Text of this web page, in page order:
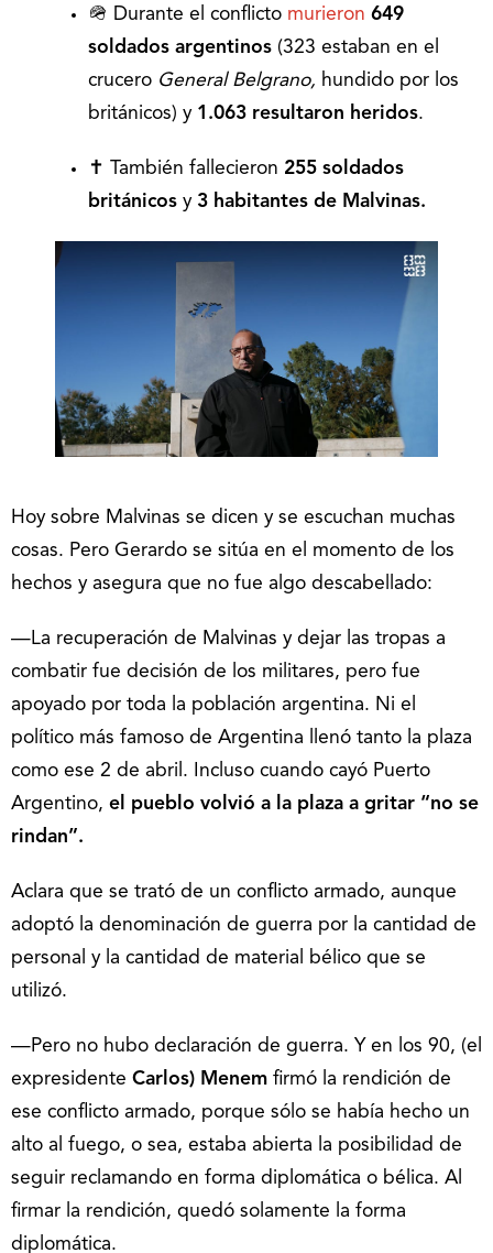
🪖 Durante el conflicto murieron 649
soldados argentinos (323 estaban en el
crucero General Belgrano, hundido por los
británicos) y 1.063 resultaron heridos.
✝️ También fallecieron 255 soldados
británicos y3 habitantes de Malvinas.
Hoy sobre Malvinas se dicen y se escuchan muchas
cosas. Pero Gerardo se sitúa en el momento de los
hechos y asegura que no fue algo descabellado:
—La recuperación de Malvinas y dejar las tropas a
combatir fue decisión de los militares, pero fue
apoyado por toda la población argentina. Ni el
político más famoso de Argentina llenó tanto la plaza
como ese 2 de abril. Incluso cuando cayó Puerto
Argentino, el pueblo volvió a la plaza a gritar “no se
rindan”.
Aclara que se trató de un conflicto armado, aunque
adoptó la denominación de guerra por la cantidad de
personal y la cantidad de material bélico que se
utilizó.
—Pero no hubo declaración de guerra. Y en los 90, (el
expresidente Carlos) Menem firmó la rendición de
ese conflicto armado, porque sólo se había hecho un
alto al fuego, o sea, estaba abierta la posibilidad de
seguir reclamando en forma diplomática o bélica. Al
firmar la rendición, quedó solamente la forma
diplomática.